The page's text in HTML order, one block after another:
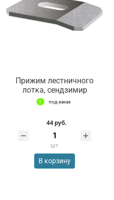
Прижим лестничного
лотка, сендзимир
под заказ
44 руб.
шт
В корзину